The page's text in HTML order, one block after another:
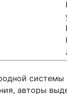
системы
авторы